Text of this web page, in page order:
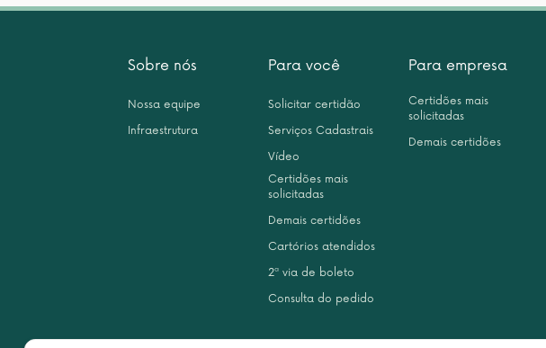
Sobre nós
Nossa equipe
Infraestrutura
Para você
Solicitar certidão
Serviços Cadastrais
Vídeo
Certidões mais
solicitadas
Demais certidões
Cartórios atendidos
2ª via de boleto
Consulta do pedido
Para empresa
Certidões mais
solicitadas
Demais certidões